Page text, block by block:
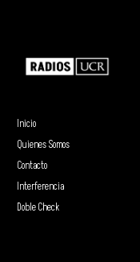
Inicio
Quienes Somos
Contacto
Interferencia
Doble Check